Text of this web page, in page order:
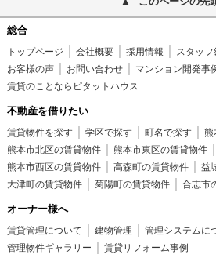
総合
トップページ 会社概要 採用情報 スタッフ
お客様の声
お問い合わせ
マンション開発事
賃貸のことならピタットハウス
不動産を借りたい
賃貸物件を探す 学区で探す 町名で探す
熊
熊本市北区の賃貸物件
熊本市東区の賃貸物件
熊本市西区の賃貸物件
高森町の賃貸物件
益
大津町の賃貸物件
菊陽町の賃貸物件 合志市
オーナー様へ
賃貸管理について 建物管理 管理システムに
管理物件ギャラリー
賃貸リフォーム事例